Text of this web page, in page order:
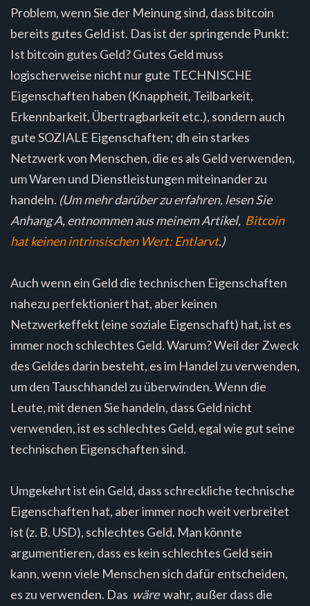
Problem, wenn Sie der Meinung sind, dass bitcoin
bereits gutes Geld ist. Das ist der springende Punkt:
Ist bitcoin gutes Geld? Gutes Geld muss
logischerweise nicht nur gute TECHNISCHE
Eigenschaften haben (Knappheit, Teilbarkeit,
Erkennbarkeit, Übertragbarkeit etc.), sondern auch
gute SOZIALE Eigenschaften; dh ein starkes
Netzwerk von Menschen, die es als Geld verwenden,
um Waren und Dienstleistungen miteinander zu
handeln. (Um mehr darüber zu erfahren, lesen Sie
Anhang A, entnommen aus meinem Artikel, Bitcoin
hat keinen intrinsischen Wert: Entlarvt.)
Auch wenn ein Geld die technischen Eigenschaften
nahezu perfektioniert hat, aber keinen
Netzwerkeffekt (eine soziale Eigenschaft) hat, ist es
immer noch schlechtes Geld. Warum? Weil der Zweck
des Geldes darin besteht, es im Handel zu verwenden,
um den Tauschhandel zu überwinden. Wenn die
Leute, mit denen Sie handeln, dass Geld nicht
verwenden, ist es schlechtes Geld, egal wie gut seine
technischen Eigenschaften sind.
Umgekehrt ist ein Geld, dass schreckliche technische
Eigenschaften hat, aber immer noch weit verbreitet
ist (z. B. USD), schlechtes Geld. Man könnte
argumentieren, dass es kein schlechtes Geld sein
kann, wenn viele Menschen sich dafür entscheiden,
es zu verwenden. Das wärewahr, außer dass die